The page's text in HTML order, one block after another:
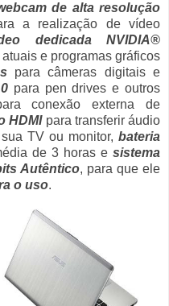
de alta resolução
a realização de vídeo
dedicada NVIDIA®
e programas gráficos
para câmeras digitais e
para pen drives e outros
conexão externa de
HDMIpara transferir áudio
TV ou monitor, bateria
de 3 horas e sistema
Autêntico, para que ele
o uso.